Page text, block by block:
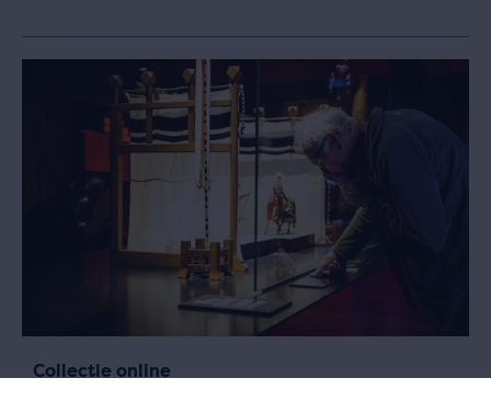
Collectie online